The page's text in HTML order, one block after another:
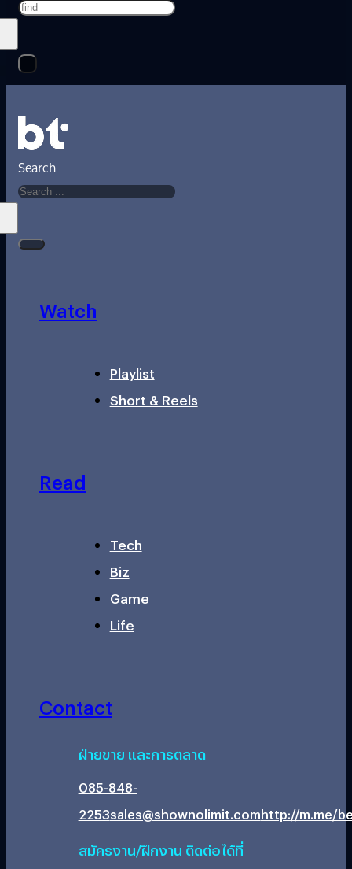
Search
Watch
Playlist
Short & Reels
Read
Tech
Biz
Game
Life
Contact
ฝ่ายขาย และการตลาด
085-848-
2253sales@shownolimit.comhttp://m.me/
สมัครงาน/ฝึกงาน ติดต่อได้ที่